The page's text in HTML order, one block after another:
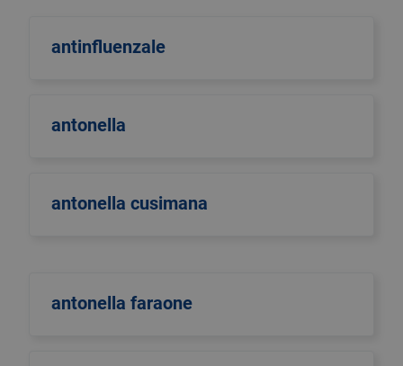
antinfluenzale
antonella
antonella cusimana
antonella faraone